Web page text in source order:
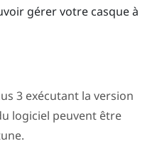
gérer votre casque à
3 exécutant la version
logiciel peuvent être
.